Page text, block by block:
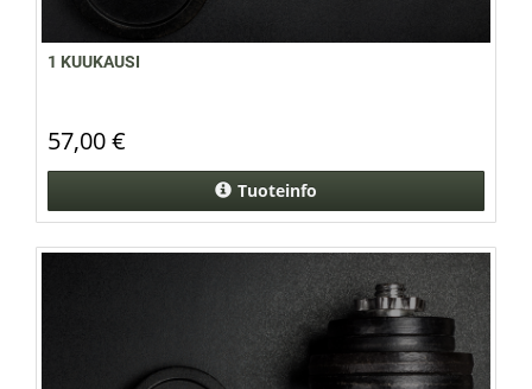
1 KUUKAUSI
57,00 €
Tuoteinfo